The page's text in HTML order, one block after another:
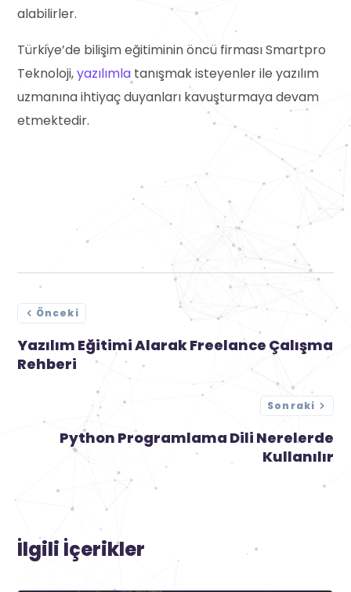
alabilirler.
Türkiye’de bilişim eğitiminin öncü firması Smartpro
Teknoloji,yazılımla tanışmak isteyenler ile yazılım
uzmanına ihtiyaç duyanları kavuşturmaya devam
etmektedir.
Önceki
Yazılım Eğitimi Alarak Freelance Çalışma
Rehberi
Sonraki
Python Programlama Dili Nerelerde
Kullanılır
İlgili İçerikler